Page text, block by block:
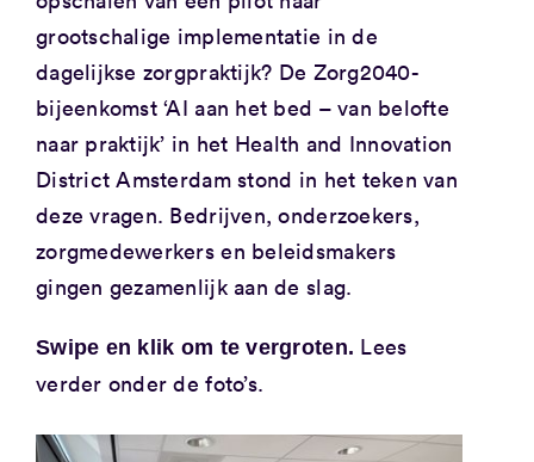
grootschalige implementatie in de
dagelijkse zorgpraktijk? De Zorg2040-
bijeenkomst ‘AI aan het bed – van belofte
naar praktijk’ in het Health and Innovation
District Amsterdam stond in het teken van
deze vragen. Bedrijven, onderzoekers,
zorgmedewerkers en beleidsmakers
gingen gezamenlijk aan de slag.
Swipe en klik om te vergroten. Lees
verder onder de foto’s.